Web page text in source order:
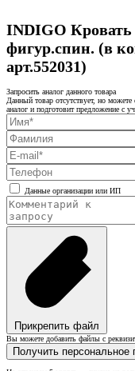
INDIGO Кровать
фигур.спин. (в
арт.552031)
Запросить аналог данного товара
Данный товар отсутствует, но
аналог и подготовит предложение с
Данные организации или ИП
Прикрепить файл
Вы можете добавить файлы с
Получить персональное